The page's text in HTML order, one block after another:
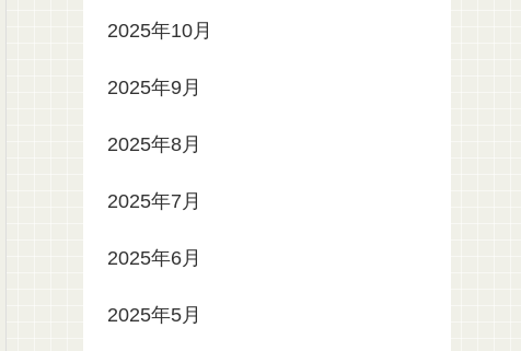
2025年10月
2025年9月
2025年8月
2025年7月
2025年6月
2025年5月